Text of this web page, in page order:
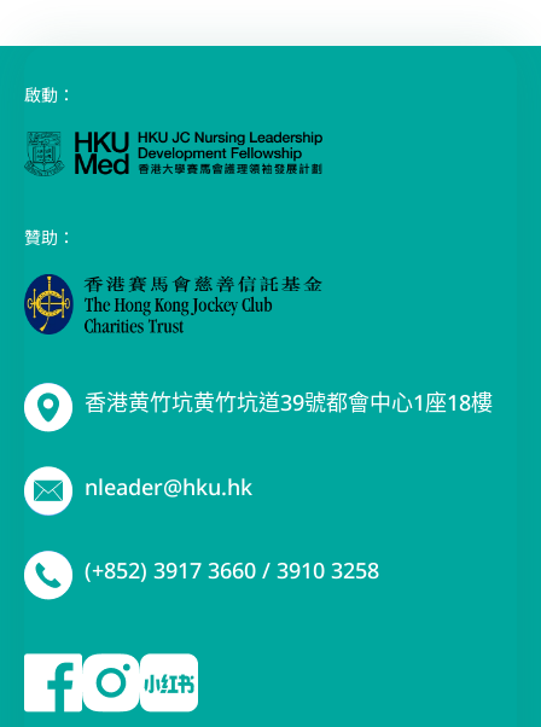
啟動：
贊助：
香港黄竹坑黄竹坑道39號都會中心1座18樓
nleader@hku.hk
(+852) 3917 3660 / 3910 3258